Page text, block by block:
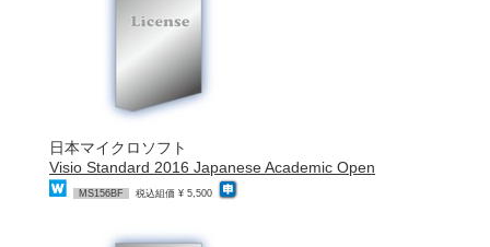
日本マイクロソフト
Visio Standard 2016 Japanese Academic Open
MS156BF 税込組価 ¥ 5,500